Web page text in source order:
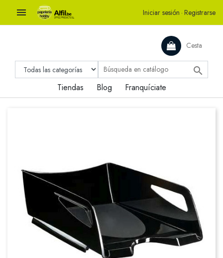
 Iniciar sesión · Registrarse
Cesta

Tiendas Blog Franquíciate